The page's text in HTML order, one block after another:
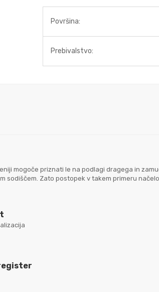
Površina:
Prebivalstvo:
mogoče priznati le na podlagi dragega in
sodiščem. Zato postopek v takem primeru